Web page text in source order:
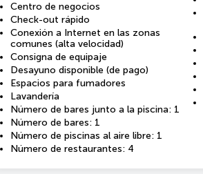
Centro de negocios
Check-out rápido
Conexión a Internet en las zonas
comunes (alta velocidad)
Consigna de equipaje
Desayuno disponible (de pago)
Espacios para fumadores
Lavandería
Número de bares junto a la piscina: 1
Número de bares: 1
Número de piscinas al aire libre: 1
Número de restaurantes: 4